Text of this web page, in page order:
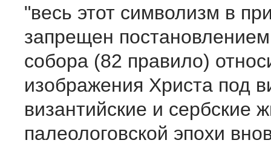
"весь этот символизм в
запрещен постановлением
собора (82 правило)
изображения Христа под
византийские и сербские
палеологовской эпохи